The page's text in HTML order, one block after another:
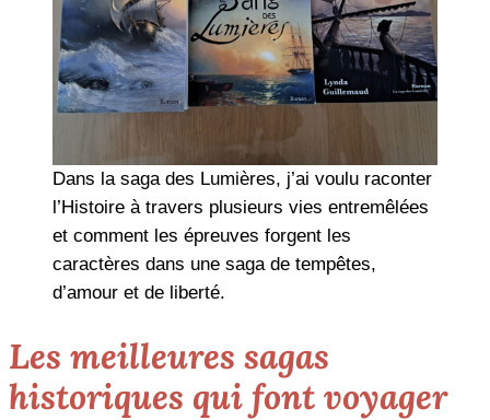
Dans la saga des Lumières, j’ai voulu raconter
l’Histoire à travers plusieurs vies entremêlées
et comment les épreuves forgent les
caractères dans une saga de tempêtes,
d’amour et de liberté.
Les meilleures sagas
historiques qui font voyager